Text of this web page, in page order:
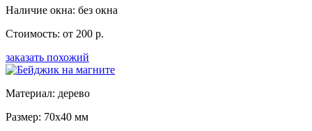
Наличие окна: без окна
Стоимость: от 200 р.
заказать похожий
Материал: дерево
Размер: 70x40 мм